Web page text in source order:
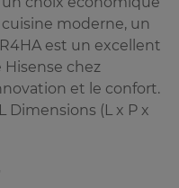
moderne, un
est un excellent
chez
et le confort.
Dimensions (L x P x